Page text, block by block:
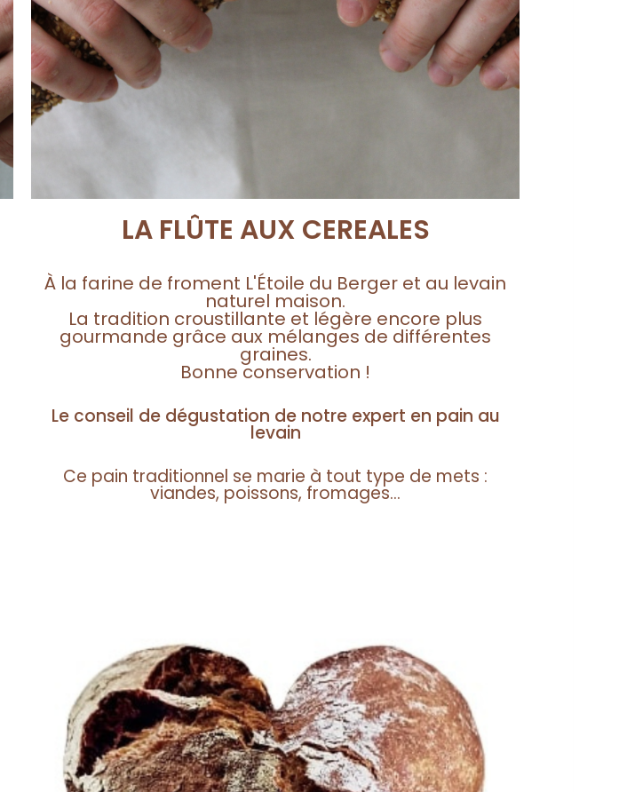
LA FLÛTE AUX CEREALES
À la farine de froment L'Étoile du Berger et au levain
naturel maison.
La tradition croustillante et légère encore plus
gourmande grâce aux mélanges de différentes
graines.
Bonne conservation !
Le conseil de dégustation de notre expert en pain au
levain
Ce pain traditionnel se marie à tout type de mets :
viandes, poissons, fromages...